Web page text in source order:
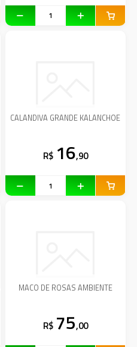
CALANDIVA GRANDE KALANCHOE
R$ 16,90
MACO DE ROSAS AMBIENTE
R$ 75,00